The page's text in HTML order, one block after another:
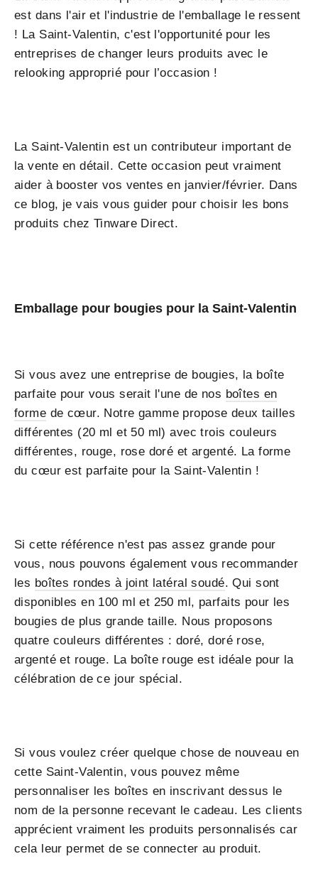
est dans l'air et l'industrie de l'emballage le ressent
! La Saint-Valentin, c'est l'opportunité pour les
entreprises de changer leurs produits avec le
relooking approprié pour l’occasion !
La Saint-Valentin est un contributeur important de
la vente en détail. Cette occasion peut vraiment
aider à booster vos ventes en janvier/février. Dans
ce blog, je vais vous guider pour choisir les bons
produits chez Tinware Direct.
Emballage pour bougies pour la Saint-Valentin
Si vous avez une entreprise de bougies, la boîte
parfaite pour vous serait l'une de nos boîtes en
forme de cœur. Notre gamme propose deux tailles
différentes (20 ml et 50 ml) avec trois couleurs
différentes, rouge, rose doré et argenté. La forme
du cœur est parfaite pour la Saint-Valentin !
Si cette référence n'est pas assez grande pour
vous, nous pouvons également vous recommander
les boîtes rondes à joint latéral soudé. Qui sont
disponibles en 100 ml et 250 ml, parfaits pour les
bougies de plus grande taille. Nous proposons
quatre couleurs différentes : doré, doré rose,
argenté et rouge. La boîte rouge est idéale pour la
célébration de ce jour spécial.
Si vous voulez créer quelque chose de nouveau en
cette Saint-Valentin, vous pouvez même
personnaliser les boîtes en inscrivant dessus le
nom de la personne recevant le cadeau. Les clients
apprécient vraiment les produits personnalisés car
cela leur permet de se connecter au produit.